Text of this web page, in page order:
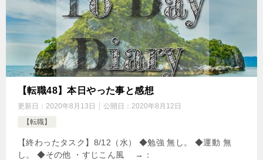
【転職48】本日やった事と感想
更新日： 2020年8月13日 公開日： 2020年8月12日
【転職】
【終わったタスク】8/12（水） ◆勉強 無し。 ◆運動 無
し。 ◆その他 ・すじこん風 →：